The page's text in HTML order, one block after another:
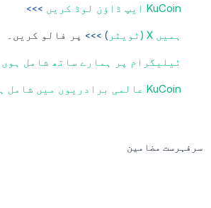
KuCoin ایپ ڈاؤن لوڈ کریں >>>
ہمیں X (ٹویٹر ) >>> پر فالو کریں۔
ٹیلیگرام پر ہمارے ساتھ شامل ہوں۔
KuCoin عالمی برادریوں میں شامل ہوں
سرفہرست مضامین